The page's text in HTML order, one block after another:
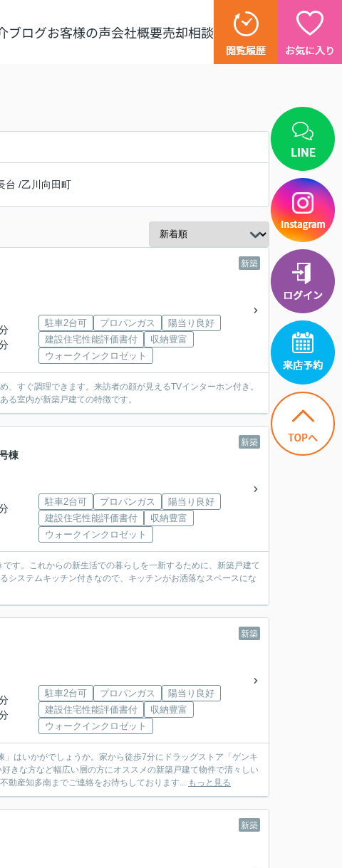
ブログお客様の声会社概要売却相談
台 /乙川向田町
新築
駐車2台可 プロパンガス
陽当り良好
建設住宅性能評価書付
収納豊富
ウォークインクロゼット
すぐ調理できます。来訪者の顔が見えるTVインターホン付き。
る室内が新築戸建ての特徴です。
新築
棟
駐車2台可 プロパンガス
陽当り良好
建設住宅性能評価書付
収納豊富
ウォークインクロゼット
す。これからの新生活での暮らしを一新するために、新築戸建て
システムキッチン付きなので、キッチンがお洒落なスペースにな
新築
駐車2台可 プロパンガス
陽当り良好
建設住宅性能評価書付
収納豊富
ウォークインクロゼット
はいかがでしょうか。家から徒歩7分にドラッグストア「ゲンキ
きな方など幅広い層の方にオススメの新築戸建て物件で清々しい
動産知多南までご連絡をお待ちしております... もっと見る
新築